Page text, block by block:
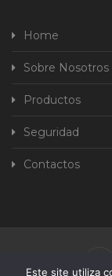
Home
Sobre Nosotros
Productos
Seguridad
Contactos
Este site utiliza